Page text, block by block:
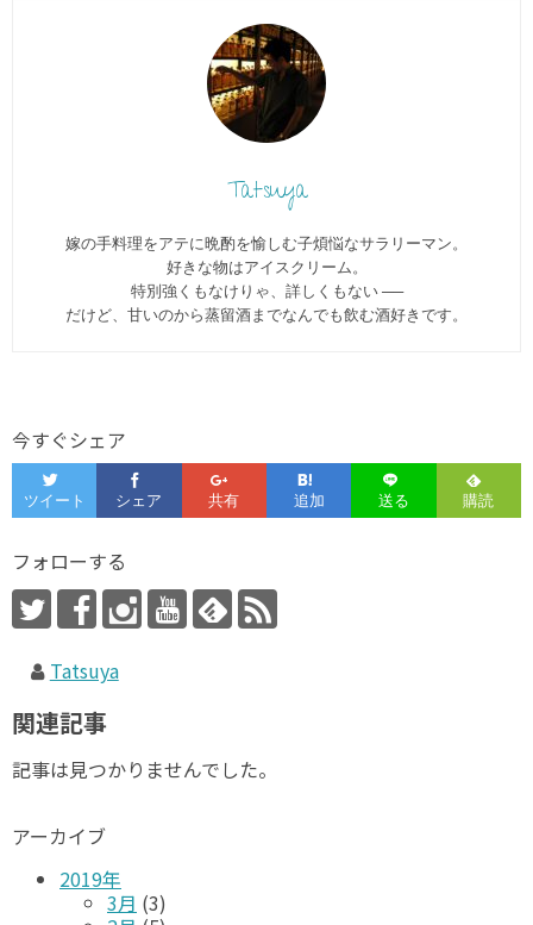
Tatsuya
嫁の手料理をアテに晩酌を愉しむ子煩悩なサラリーマン。
好きな物はアイスクリーム。
特別強くもなけりゃ、詳しくもない ──
だけど、甘いのから蒸留酒までなんでも飲む酒好きです。
今すぐシェア
フォローする
Tatsuya
関連記事
記事は見つかりませんでした。
アーカイブ
2019年
3月 (3)